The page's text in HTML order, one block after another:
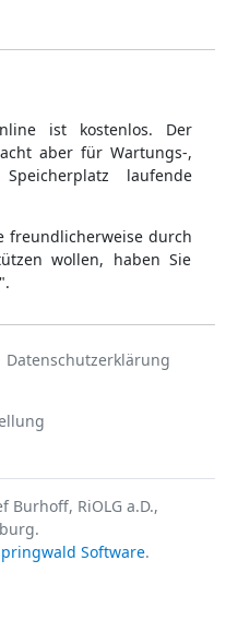
ist kostenlos. Der
aber für Wartungs-,
laufende
freundlicherweise durch
wollen, haben Sie
Datenschutzerklärung
Burhoff, RiOLG a.D.,
Software.